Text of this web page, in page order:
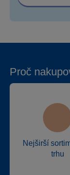
Proč
Nejširší
trhu